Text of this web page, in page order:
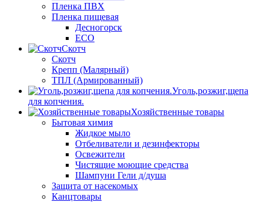
Пленка ПВХ
Пленка пищевая
Десногорск
ECO
Скотч
Скотч
Крепп (Малярный)
ТПЛ (Армированный)
Уголь,розжиг,щепа
для копчения.
Хозяйственные товары
Бытовая химия
Жидкое мыло
Отбеливатели и дезинфекторы
Освежители
Чистящие моющие средства
Шампуни Гели д/душа
Защита от насекомых
Канцтовары